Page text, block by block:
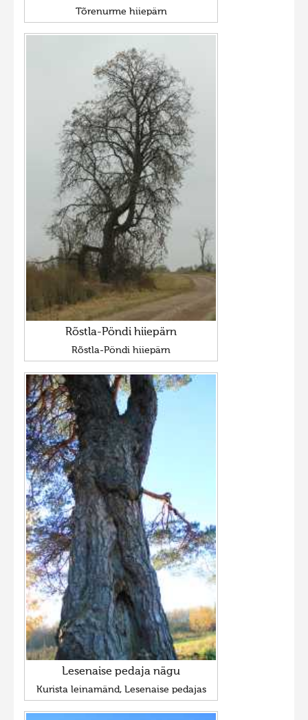
Tõrenurme hiiepärn
Rõstla-Pöndi hiiepärn
Rõstla-Pöndi hiiepärn
Lesenaise pedaja nägu
Kurista leinamänd, Lesenaise pedajas